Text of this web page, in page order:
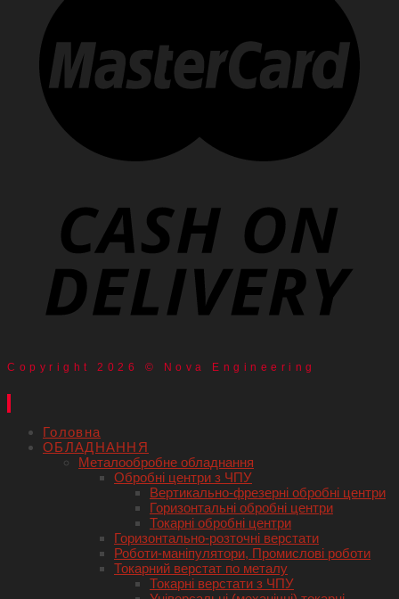
Copyright 2026 © Nova Engineering
Головна
ОБЛАДНАННЯ
Металообробне обладнання
Обробні центри з ЧПУ
Вертикально-фрезерні обробні центри
Горизонтальні обробні центри
Токарні обробні центри
Горизонтально-розточні верстати
Роботи-маніпулятори, Промислові роботи
Токарний верстат по металу
Токарні верстати з ЧПУ